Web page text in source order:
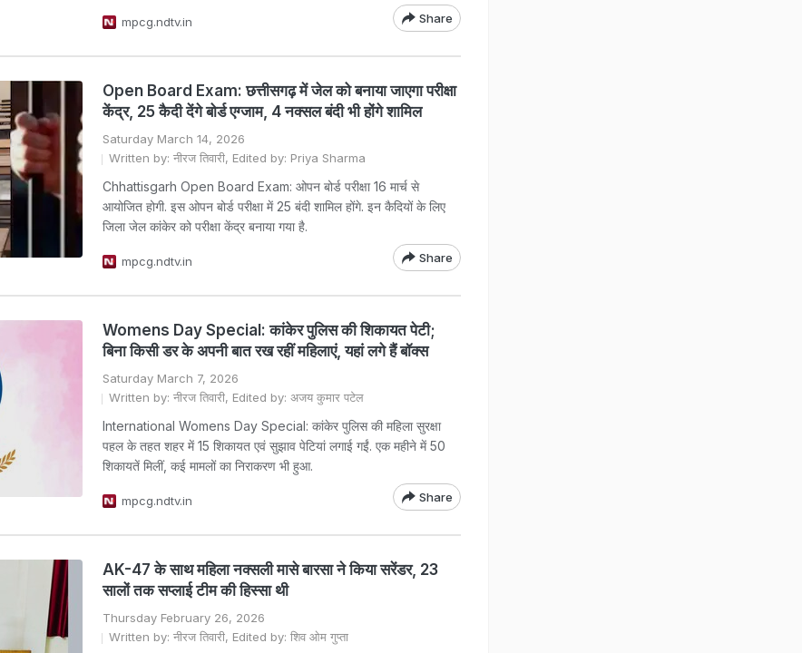
mpcg.ndtv.in Share
Open Board Exam: छत्तीसगढ़ में जेल को बनाया जाएगा परीक्षा
केंद्र, 25 कैदी देंगे बोर्ड एग्जाम, 4 नक्सल बंदी भी होंगे शामिल
Saturday March 14, 2026
Written by: नीरज तिवारी, Edited by: Priya Sharma
Chhattisgarh Open Board Exam: ओपन बोर्ड परीक्षा 16 मार्च से
आयोजित होगी. इस ओपन बोर्ड परीक्षा में 25 बंदी शामिल होंगे. इन कैदियों के लिए
जिला जेल कांकेर को परीक्षा केंद्र बनाया गया है.
mpcg.ndtv.in Share
Womens Day Special: कांकेर पुलिस की शिकायत पेटी;
बिना किसी डर के अपनी बात रख रहीं महिलाएं, यहां लगे हैं बॉक्स
Saturday March 7, 2026
Written by: नीरज तिवारी, Edited by: अजय कुमार पटेल
International Womens Day Special: कांकेर पुलिस की महिला सुरक्षा
पहल के तहत शहर में 15 शिकायत एवं सुझाव पेटियां लगाई गईं. एक महीने में 50
शिकायतें मिलीं, कई मामलों का निराकरण भी हुआ.
mpcg.ndtv.in Share
AK-47 के साथ महिला नक्सली मासे बारसा ने किया सरेंडर, 23
सालों तक सप्लाई टीम की हिस्सा थी
Thursday February 26, 2026
Written by: नीरज तिवारी, Edited by: शिव ओम गुप्ता